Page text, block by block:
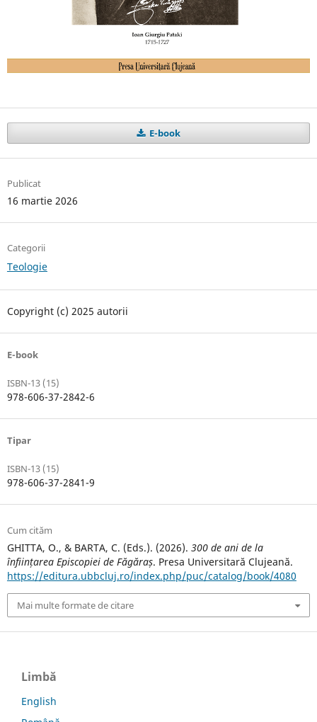
E-book
Publicat
16 martie 2026
Categorii
Teologie
Copyright (c) 2025 autorii
E-book
ISBN-13 (15)
978-606-37-2842-6
Tipar
ISBN-13 (15)
978-606-37-2841-9
Cum cităm
GHITTA, O., & BARTA, C. (Eds.). (2026). 300 de ani de la
înființarea Episcopiei de Făgăraș. Presa Universitară Clujeană.
https://editura.ubbcluj.ro/index.php/puc/catalog/book/4080
Mai multe formate de citare
Limbă
English